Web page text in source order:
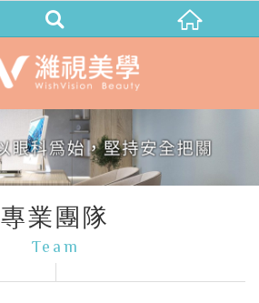
專業團隊
Team